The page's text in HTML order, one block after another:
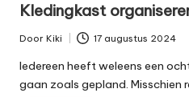
Kledingkast
Geplaatst
door
Door Kiki 17 augustus 2024
Iedereen heeft weleens een
gaan zoals gepland. Misschien